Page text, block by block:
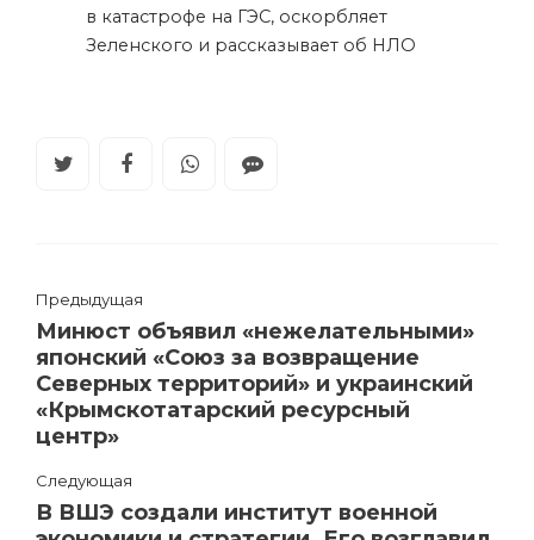
в катастрофе на ГЭС, оскорбляет
Зеленского и рассказывает об НЛО
Предыдущая
Минюст объявил «нежелательными»
японский «Союз за возвращение
Северных территорий» и украинский
«Крымскотатарский ресурсный
центр»
Следующая
В ВШЭ создали институт военной